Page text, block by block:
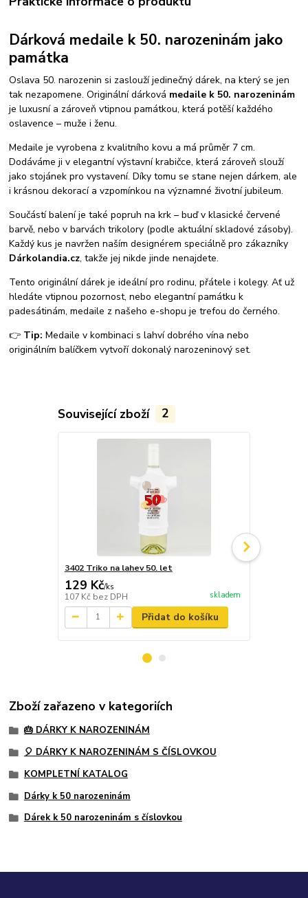
Dárková medaile k 50. narozeninám jako
památka
Oslava 50. narozenin si zaslouží jedinečný dárek, na který se jen
tak nezapomene. Originální dárková medaile k 50. narozeninám
je luxusní a zároveň vtipnou památkou, která potěší každého
oslavence – muže i ženu.
Medaile je vyrobena z kvalitního kovu a má průměr 7 cm.
Dodáváme ji v elegantní výstavní krabičce, která zároveň slouží
jako stojánek pro vystavení. Díky tomu se stane nejen dárkem, ale
i krásnou dekorací a vzpomínkou na významné životní jubileum.
Součástí balení je také popruh na krk – buď v klasické červené
barvě, nebo v barvách trikolory (podle aktuální skladové zásoby).
Každý kus je navržen naším designérem speciálně pro zákazníky
Dárkolandia.cz, takže jej nikde jinde nenajdete.
Tento originální dárek je ideální pro rodinu, přátele i kolegy. Ať už
hledáte vtipnou pozornost, nebo elegantní památku k
padesátinám, medaile z našeho e-shopu je trefou do černého.
👉 Tip: Medaile v kombinaci s lahví dobrého vína nebo
originálním balíčkem vytvoří dokonalý narozeninový set.
Související zboží 2
3402 Triko na lahev 50. let
129 Kč/ks
107 Kč bez DPH skladem
Přidat do košíku
Zboží zařazeno v kategoriích
🎂 DÁRKY K NAROZENINÁM
🎈 DÁRKY K NAROZENINÁM S ČÍSLOVKOU
KOMPLETNÍ KATALOG
Dárky k 50 narozeninám
Dárek k 50 narozeninám s číslovkou